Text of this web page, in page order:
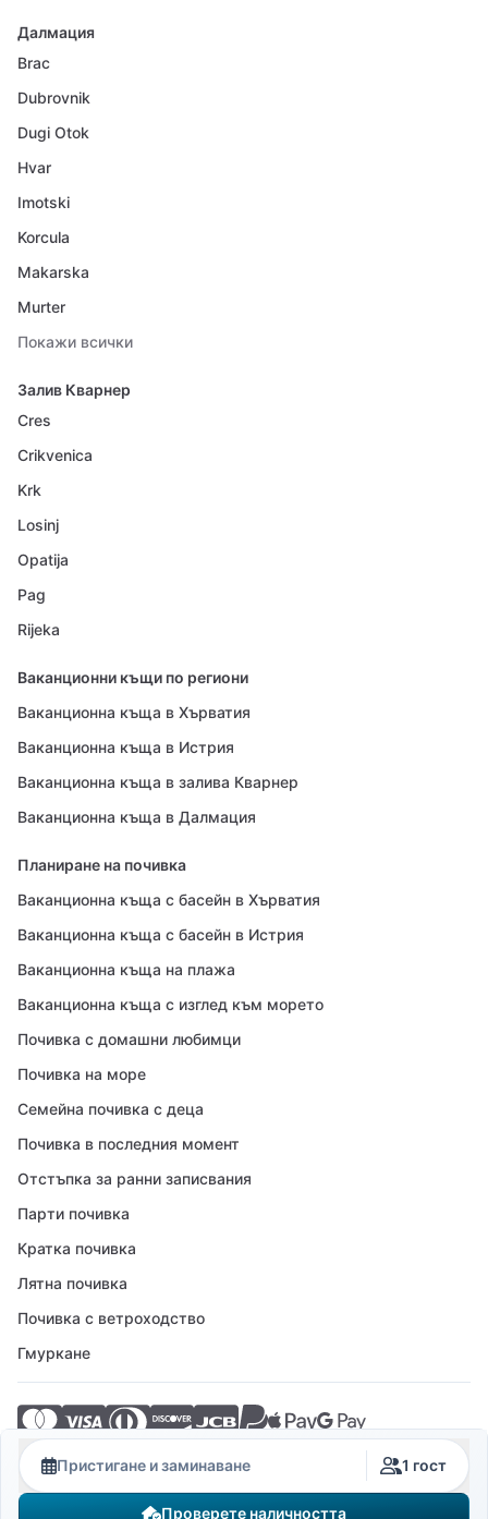
Пристигане и заминаване 1 гост
Проверете наличността
Далмация
Brac
Dubrovnik
Dugi Otok
Hvar
Imotski
Korcula
Makarska
Murter
Покажи всички
Залив Кварнер
Cres
Crikvenica
Krk
Losinj
Opatija
Pag
Rijeka
Ваканционни къщи по региони
Ваканционна къща в Хърватия
Ваканционна къща в Истрия
Ваканционна къща в залива Кварнер
Ваканционна къща в Далмация
Планиране на почивка
Ваканционна къща с басейн в Хърватия
Ваканционна къща с басейн в Истрия
Ваканционна къща на плажа
Ваканционна къща с изглед към морето
Почивка с домашни любимци
Почивка на море
Семейна почивка с деца
Почивка в последния момент
Отстъпка за ранни записвания
Парти почивка
Кратка почивка
Лятна почивка
Почивка с ветроходство
Гмуркане
© 2026 Crovillas GmbH